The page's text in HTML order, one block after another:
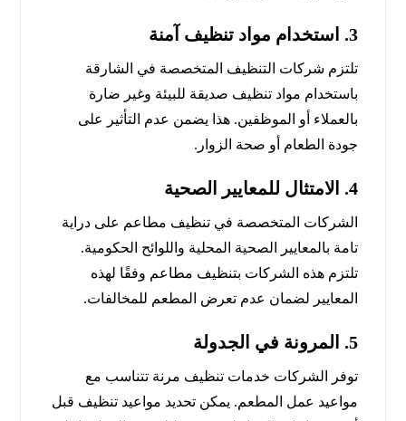
3. استخدام مواد تنظيف آمنة
تلتزم شركات التنظيف المتخصصة في الشارقة
باستخدام مواد تنظيف صديقة للبيئة وغير ضارة
بالعملاء أو الموظفين. هذا يضمن عدم التأثير على
جودة الطعام أو صحة الزوار.
4. الامتثال للمعايير الصحية
الشركات المتخصصة في تنظيف مطاعم على دراية
تامة بالمعايير الصحية المحلية واللوائح الحكومية.
تلتزم هذه الشركات بتنظيف مطاعم وفقًا لهذه
المعايير لضمان عدم تعرض المطعم للمخالفات.
5. المرونة في الجدولة
توفر الشركات خدمات تنظيف مرنة تتناسب مع
مواعيد عمل المطعم. يمكن تحديد مواعيد تنظيف قبل